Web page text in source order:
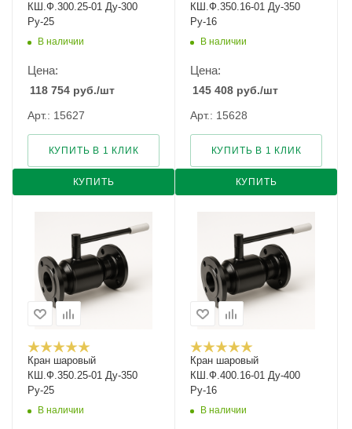
КШ.Ф.300.25-01 Ду-300
Ру-25
В наличии
Цена:
118 754 руб./шт
Арт.: 15627
КУПИТЬ
КУПИТЬ В 1 КЛИК
КШ.Ф.350.16-01 Ду-350
Ру-16
В наличии
Цена:
145 408 руб./шт
Арт.: 15628
КУПИТЬ
КУПИТЬ В 1 КЛИК
Кран шаровый
КШ.Ф.350.25-01 Ду-350
Ру-25
В наличии
Кран шаровый
КШ.Ф.400.16-01 Ду-400
Ру-16
В наличии